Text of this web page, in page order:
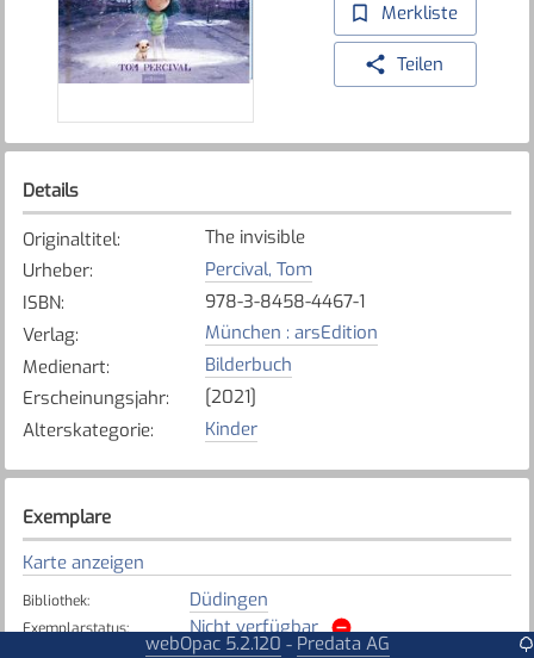
Merkliste
Teilen
Details
Originaltitel:
The invisible
Urheber:
Percival, Tom
ISBN:
978-3-8458-4467-1
Verlag:
München : arsEdition
Medienart:
Bilderbuch
Erscheinungsjahr:
[2021]
Alterskategorie: Kinder
Exemplare
Karte anzeigen
Bibliothek: Düdingen
Exemplarstatus: Nicht verfügbar
webOpac 5.2.120 - Predata AG